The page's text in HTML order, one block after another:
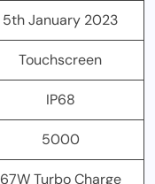
5th January 2023
Touchscreen
IP68
5000
67W Turbo Charge